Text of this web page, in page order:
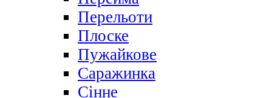
Перельоти
Плоске
Пужайкове
Саражинка
Сінне